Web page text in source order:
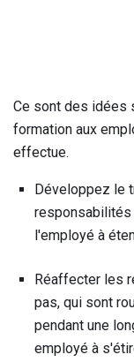
Ce sont des idées
formation aux
effectue.
Développez le
responsabilités
l'employé à
Réaffecter les
pas, qui sont
pendant une
employé à